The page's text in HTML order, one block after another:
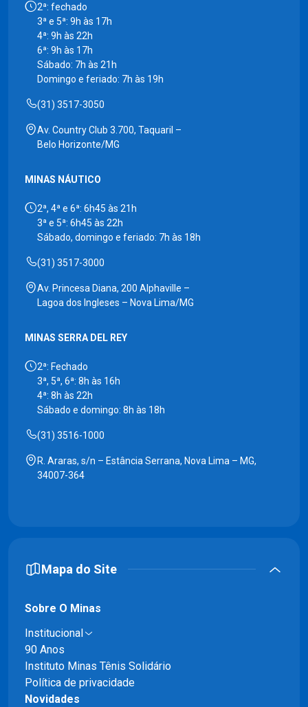
2ª: fechado
3ª e 5ª: 9h às 17h
4ª: 9h às 22h
6ª: 9h às 17h
Sábado: 7h às 21h
Domingo e feriado: 7h às 19h
(31) 3517-3050
Av. Country Club 3.700, Taquaril –
Belo Horizonte/MG
MINAS NÁUTICO
2ª, 4ª e 6ª: 6h45 às 21h
3ª e 5ª: 6h45 às 22h
Sábado, domingo e feriado: 7h às 18h
(31) 3517-3000
Av. Princesa Diana, 200 Alphaville –
Lagoa dos Ingleses – Nova Lima/MG
MINAS SERRA DEL REY
2ª: Fechado
3ª, 5ª, 6ª: 8h às 16h
4ª: 8h às 22h
Sábado e domingo: 8h às 18h
(31) 3516-1000
R. Araras, s/n – Estância Serrana, Nova Lima – MG,
34007-364
Mapa do Site
Sobre O Minas
Institucional
90 Anos
Instituto Minas Tênis Solidário
Política de privacidade
Novidades